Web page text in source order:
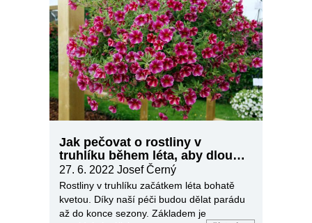
Jak pečovat o rostliny v
truhlíku během léta, aby dlouho
kvetly
27. 6. 2022 Josef Černý
Rostliny v truhlíku začátkem léta bohatě
kvetou. Díky naší péči budou dělat pa­rádu
až do konce sezony. Základem je